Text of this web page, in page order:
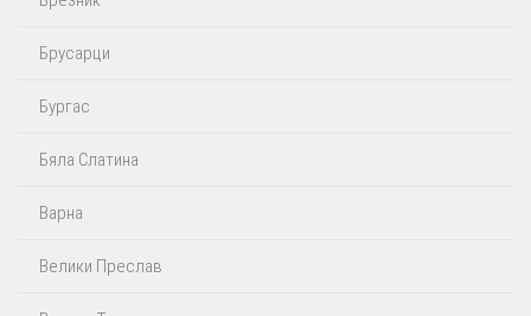
Брусарци
Бургас
Бяла Слатина
Варна
Велики Преслав